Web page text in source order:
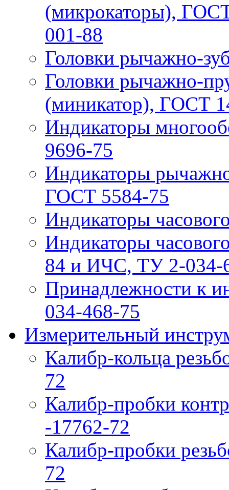
(микрокаторы),
001-88
Головки рычажно-
Головки рычажно-
(миникатор), ГОСТ
Индикаторы
9696-75
Индикаторы
ГОСТ 5584-75
Индикаторы
Индикаторы
84 и ИЧС, ТУ 2-034-
Принадлежности к
034-468-75
Измерительный
Калибр-кольца
72
Калибр-пробки
-17762-72
Калибр-пробки
72